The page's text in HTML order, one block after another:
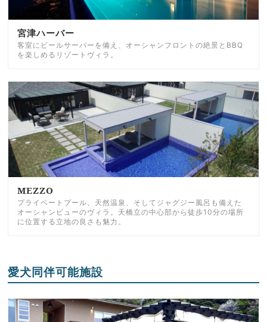
宮津ハーバー
客室にビールサーバーを備え、オーシャンフロントの絶景とBBQ
を楽しめるリゾートヴィラ。
MEZZO
プライベートプール、天然温泉、そしてジャグジー風呂も備えた
オーシャンビューのヴィラ。天橋立の中心部から徒歩10分の場所
に位置する立地の良さも魅力。
愛犬同伴可能施設